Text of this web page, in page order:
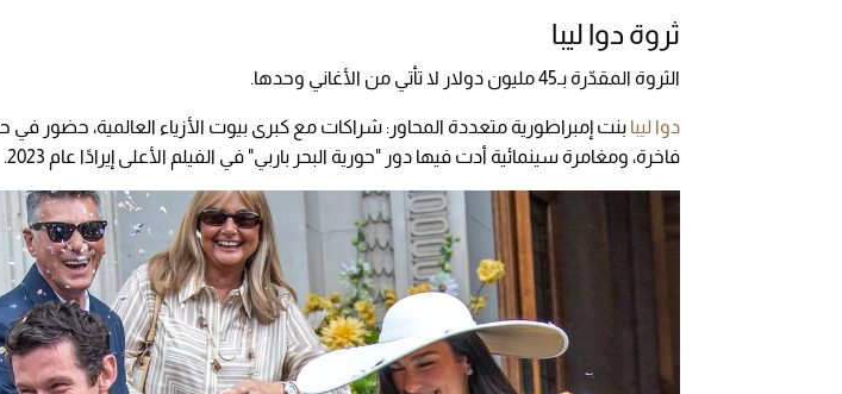
ثروة دوا ليبا
الثروة المقدّرة بـ45 مليون دولار لا تأتي من الأغاني وحدها.
دوا ليبا بنت إمبراطورية متعددة المحاور: شراكات مع كبرى بيوت الأزياء العالمية، حضور في
فاخرة، ومغامرة سينمائية أدت فيها دور "حورية البحر باربي" في الفيلم الأعلى إيرادًا عام 2023.